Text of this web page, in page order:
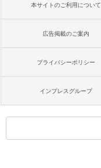
本サイトのご利用について
広告掲載のご案内
プライバシーポリシー
インプレスグループ